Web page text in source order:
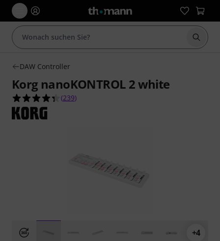
Suche
DAW Controller
Korg nanoKONTROL 2 white
4.4 von 5 Sternen aus 239 Kundenbewertungen
(239)
+4